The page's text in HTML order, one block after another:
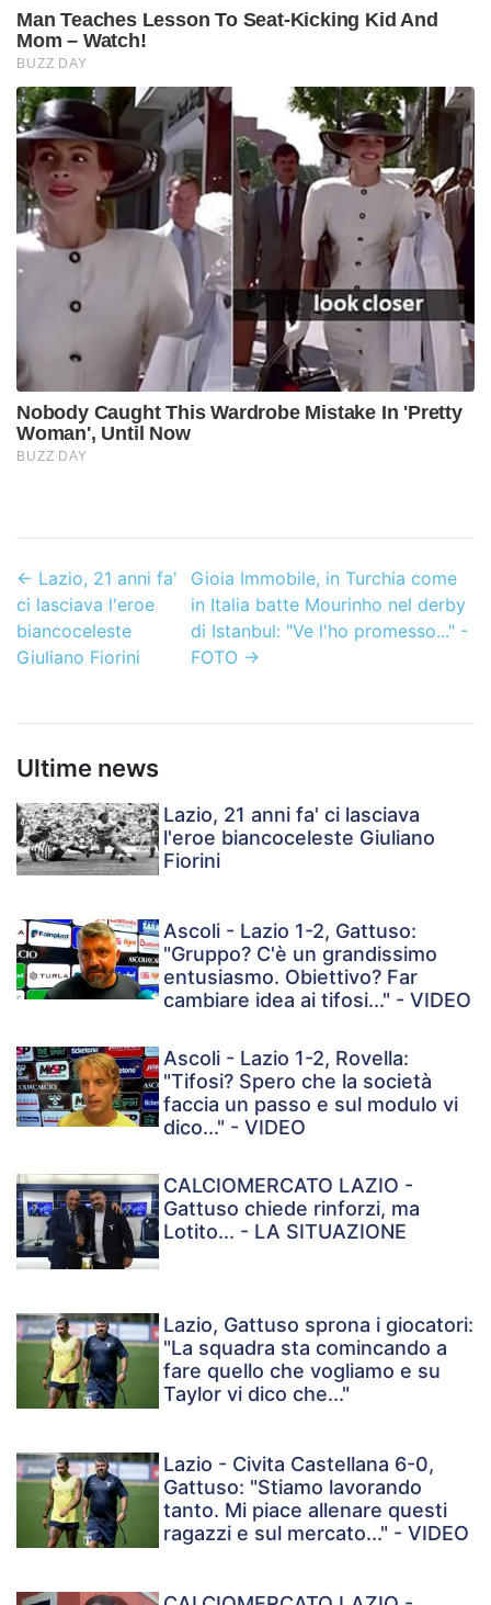
← Lazio, 21 anni fa'
ci lasciava l'eroe
biancoceleste
Giuliano Fiorini
Gioia Immobile, in Turchia come
in Italia batte Mourinho nel derby
di Istanbul: "Ve l'ho promesso..." -
FOTO→
Ultime news
Lazio, 21 anni fa' ci lasciava
l'eroe biancoceleste Giuliano
Fiorini
Ascoli - Lazio 1-2, Gattuso:
"Gruppo? C'è un grandissimo
entusiasmo. Obiettivo? Far
cambiare idea ai tifosi..." - VIDEO
Ascoli - Lazio 1-2, Rovella:
"Tifosi? Spero che la società
faccia un passo e sul modulo vi
dico..." - VIDEO
CALCIOMERCATO LAZIO -
Gattuso chiede rinforzi, ma
Lotito... - LA SITUAZIONE
Lazio, Gattuso sprona i giocatori:
"La squadra sta comincando a
fare quello che vogliamo e su
Taylor vi dico che..."
Lazio - Civita Castellana 6-0,
Gattuso: "Stiamo lavorando
tanto. Mi piace allenare questi
ragazzi e sul mercato..." - VIDEO